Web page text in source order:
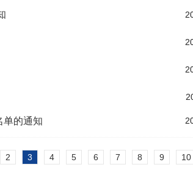
单的通知
2 3 4 5 6 7 8 9 10